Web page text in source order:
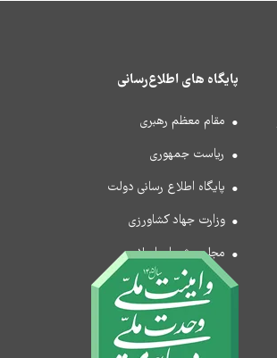
پایگاه های اطلاع‌رسانی
مقام معظم رهبری
ریاست جمهوری
پایگاه اطلاع رسانی دولت
وزارت جهاد کشاورزی
مجلس شورای اسلامی
قوه قضاییه